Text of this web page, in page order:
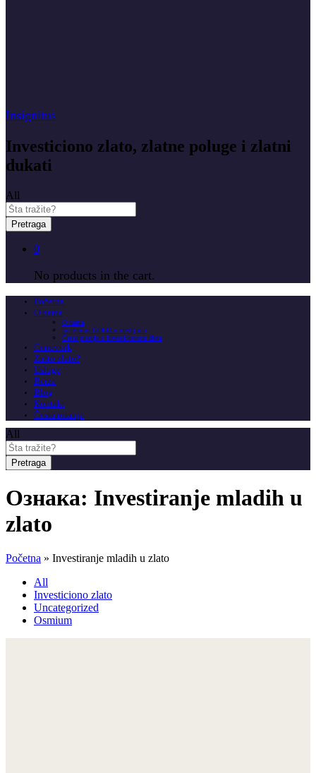
Insignitus
Investiciono zlato, zlatne poluge i zlatni
dukati
All
Pretraga
0
No products in the cart.
Početna
O nama
O nama
Insignitus GOLD u medijima
Česta pitanja o investicionom zlatu
Cenovnik
Zašto zlato?
Usluge
Berza
Blog
Kontakt
Česta pitanja
All
Pretraga
Ознака: Investiranje mladih u
zlato
Početna » Investiranje mladih u zlato
All
Investiciono zlato
Uncategorized
Osmium